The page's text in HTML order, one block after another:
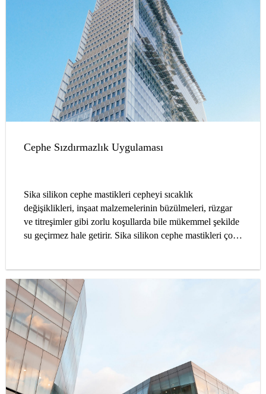
Cephe Sızdırmazlık Uygulaması
Sika silikon cephe mastikleri cepheyi sıcaklık
değişiklikleri, inşaat malzemelerinin büzülmeleri, rüzgar
ve titreşimler gibi zorlu koşullarda bile mükemmel şekilde
su geçirmez hale getirir. Sika silikon cephe mastikleri çok